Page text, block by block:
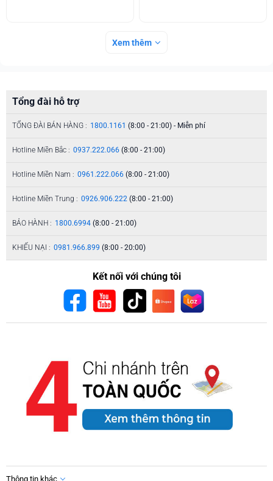
Xem thêm
Tổng đài hỗ trợ
TỔNG ĐÀI BÁN HÀNG : 1800.1161 (8:00 - 21:00) - Miễn phí
Hotline Miền Bắc : 0937.222.066 (8:00 - 21:00)
Hotline Miền Nam : 0961.222.066 (8:00 - 21:00)
Hotline Miền Trung : 0926.906.222 (8:00 - 21:00)
BẢO HÀNH : 1800.6994 (8:00 - 21:00)
KHIẾU NẠI : 0981.966.899 (8:00 - 20:00)
Kết nối với chúng tôi
Thông tin khác